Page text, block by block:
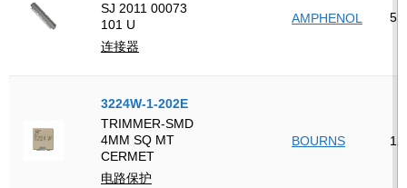
SJ 2011 00073
101 U
连接器
AMPHENOL 5
3224W-1-202E
TRIMMER-SMD
4MM SQ MT
CERMET
电路保护
BOURNS 12